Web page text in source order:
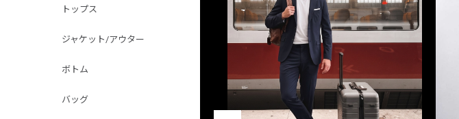
トップス
ジャケット/アウター
ボトム
バッグ